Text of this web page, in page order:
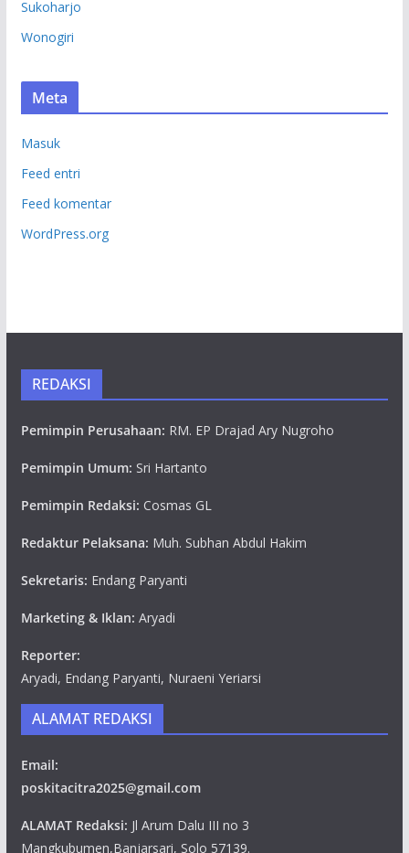
Sukoharjo
Wonogiri
Meta
Masuk
Feed entri
Feed komentar
WordPress.org
REDAKSI
Pemimpin Perusahaan: RM. EP Drajad Ary Nugroho
Pemimpin Umum: Sri Hartanto
Pemimpin Redaksi: Cosmas GL
Redaktur Pelaksana: Muh. Subhan Abdul Hakim
Sekretaris: Endang Paryanti
Marketing & Iklan: Aryadi
Reporter:
Aryadi, Endang Paryanti, Nuraeni Yeriarsi
ALAMAT REDAKSI
Email:
poskitacitra2025@gmail.com
ALAMAT Redaksi: Jl Arum Dalu III no 3
Mangkubumen,Banjarsari, Solo 57139.